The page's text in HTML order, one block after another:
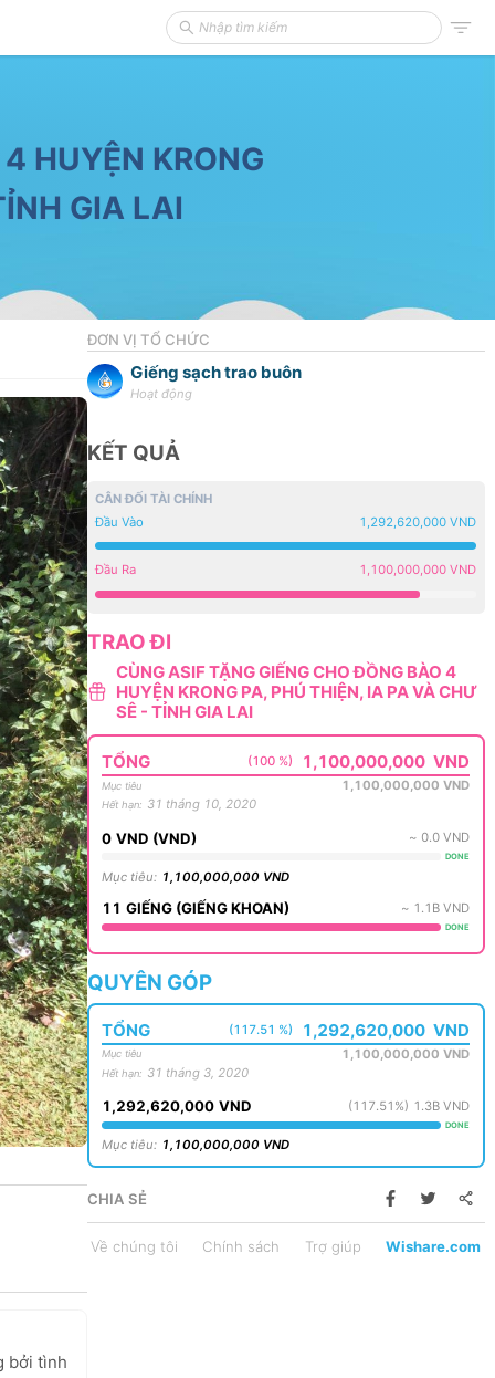
HUYỆN KRONG
GIA LAI
bởi tình
ĐƠN VỊ TỔ CHỨC
Giếng sạch trao buôn
Hoạt động
KẾT QUẢ
CÂN ĐỐI TÀI CHÍNH
Đầu Vào
1,292,620,000 VND
Đầu Ra 1,100,000,000 VND
TRAO ĐI
CÙNG ASIF TẶNG GIẾNG CHO ĐỒNG BÀO 4
HUYỆN KRONG PA, PHÚ THIỆN, IA PA VÀ CHƯ
SÊ - TỈNH GIA LAI
TỔNG (100 %) 1,100,000,000 VND
Mục tiêu 1,100,000,000 VND
Hết hạn: 31 tháng 10, 2020
0 VND (VND) ~ 0.0 VND
DONE
Mục tiêu: 1,100,000,000 VND
11 GIẾNG (GIẾNG KHOAN) ~ 1.1B VND
DONE
QUYÊN GÓP
TỔNG (117.51 %) 1,292,620,000 VND
Mục tiêu 1,100,000,000 VND
Hết hạn: 31 tháng 3, 2020
1,292,620,000 VND (117.51 %) 1.3B VND
DONE
Mục tiêu: 1,100,000,000 VND
CHIA SẺ
Về chúng tôi Chính sách Trợ giúp Wishare.com